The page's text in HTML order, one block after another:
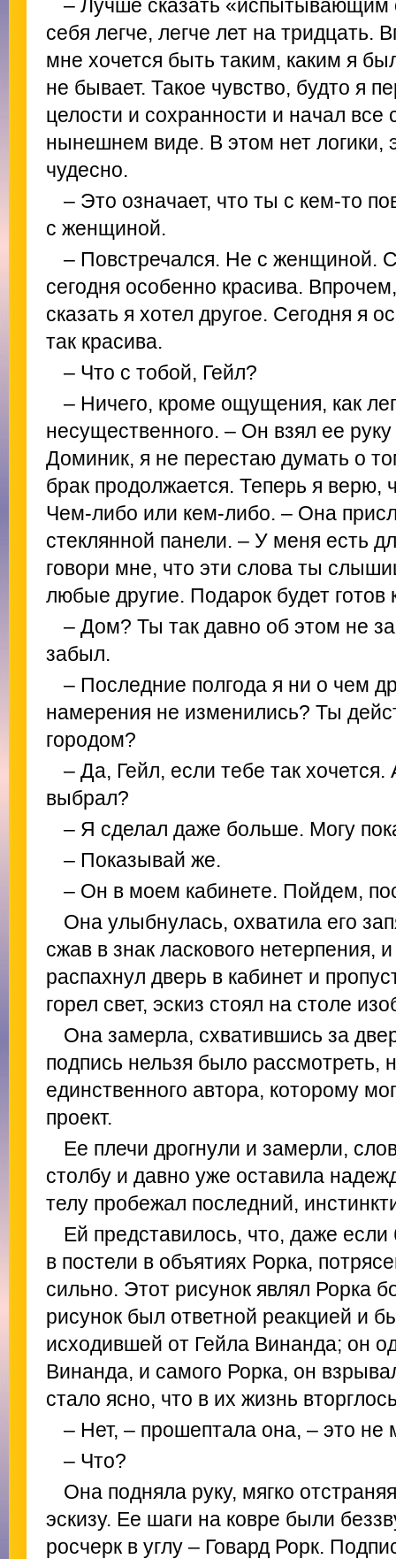
– Лучше сказать «испытывающим
себя легче, легче лет на тридцать.
мне хочется быть таким, каким я
не бывает. Такое чувство, будто я
целости и сохранности и начал все
нынешнем виде. В этом нет логики,
чудесно.
– Это означает, что ты с кем-то
с женщиной.
– Повстречался. Не с женщиной.
сегодня особенно красива.
сказать я хотел другое. Сегодня я
так красива.
– Что с тобой, Гейл?
– Ничего, кроме ощущения, как
несущественного. – Он взял ее
Доминик, я не перестаю думать о
брак продолжается. Теперь я верю,
Чем-либо или кем-либо. – Она
стеклянной панели. – У меня есть
говори мне, что эти слова ты
любые другие. Подарок будет
– Дом? Ты так давно об этом не
забыл.
– Последние полгода я ни о чем
намерения не изменились? Ты
городом?
– Да, Гейл, если тебе так
выбрал?
– Я сделал даже больше. Могу
– Показывай же.
– Он в моем кабинете. Пойдем,
Она улыбнулась, охватила его
сжав в знак ласкового нетерпения,
распахнул дверь в кабинет и
горел свет, эскиз стоял на столе
Она замерла, схватившись за
подпись нельзя было рассмотреть,
единственного автора, которому
проект.
Ее плечи дрогнули и замерли,
столбу и давно уже оставила
телу пробежал последний,
Ей представилось, что, даже
в постели в объятиях Рорка,
сильно. Этот рисунок являл Рорка
рисунок был ответной реакцией и
исходившей от Гейла Винанда; он
Винанда, и самого Рорка, он
стало ясно, что в их жизнь
– Нет, – прошептала она, – это
– Что?
Она подняла руку, мягко
эскизу. Ее шаги на ковре были
росчерк в углу – Говард Рорк.